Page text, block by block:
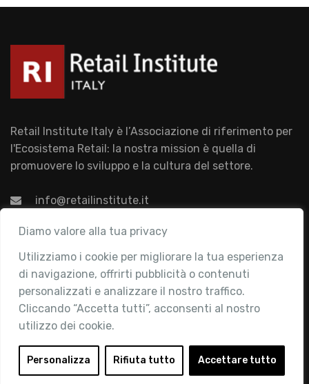
Diamo valore alla tua privacy
Utilizziamo i cookie per migliorare la tua esperienza
di navigazione, offrirti pubblicità o contenuti
personalizzati e analizzare il nostro traffico.
Cliccando “Accetta tutti”, acconsenti al nostro
utilizzo dei cookie.
Personalizza Rifiuta tutto Accettare tutto
Retail Institute Italy è l’Associazione di riferimento per
l'Ecosistema Retail: la nostra mission è quella di
promuovere lo sviluppo e la cultura del settore.
info@retailinstitute.it
Associazione
Chi siamo
Attività
Contatti
Area Riservata
Login
Diventa Socio